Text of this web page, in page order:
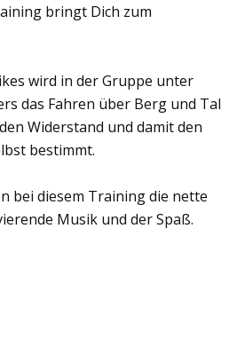
bringt Dich zum
wird in der Gruppe unter
das Fahren über Berg und Tal
Widerstand und damit den
bestimmt.
bei diesem Training die nette
Musik und der Spaß.